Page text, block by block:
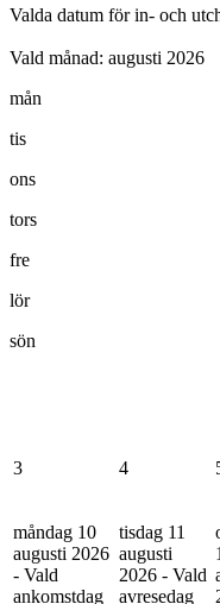
Valda datum för in- och
Vald månad: augusti 2026
mån
tis
ons
tors
fre
lör
sön
3 4
måndag 10
augusti 2026
- Vald
ankomstdag
tisdag 11
augusti
2026 - Vald
avresedag